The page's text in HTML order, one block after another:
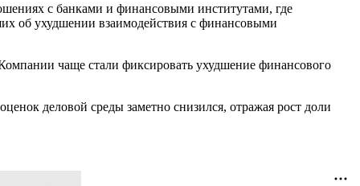
с банками и финансовыми институтами, где
об ухудшении взаимодействия с финансовыми
чаще стали фиксировать ухудшение финансового
деловой среды заметно снизился, отражая рост доли